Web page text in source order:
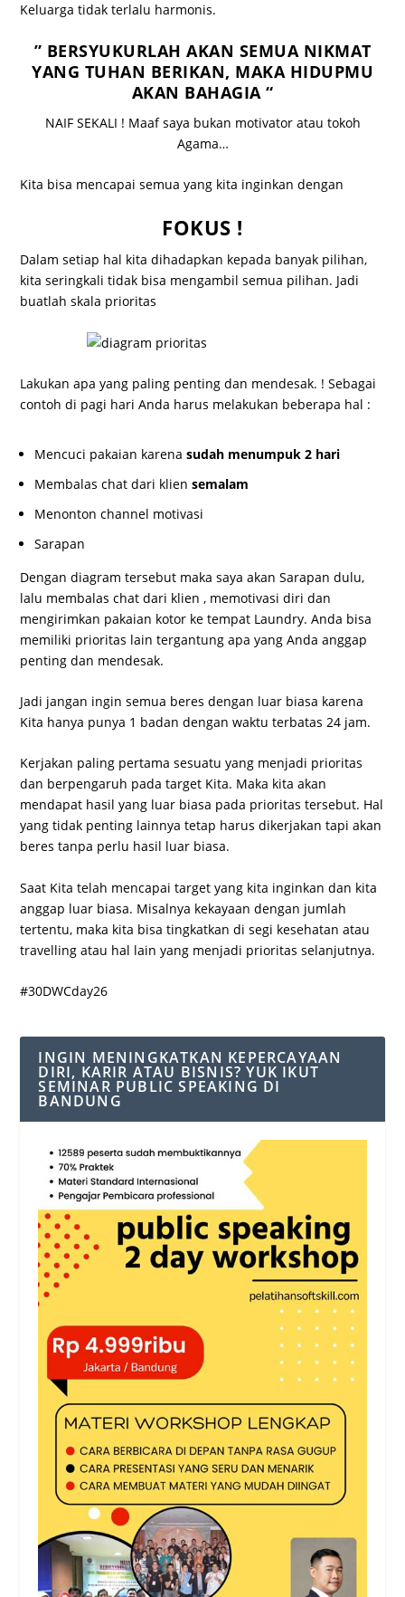
Keluarga tidak terlalu harmonis.
” BERSYUKURLAH AKAN SEMUA NIKMAT
YANG TUHAN BERIKAN, MAKA HIDUPMU
AKAN BAHAGIA “
NAIF SEKALI ! Maaf saya bukan motivator atau tokoh
Agama…
Kita bisa mencapai semua yang kita inginkan dengan
FOKUS !
Dalam setiap hal kita dihadapkan kepada banyak pilihan,
kita seringkali tidak bisa mengambil semua pilihan. Jadi
buatlah skala prioritas
Lakukan apa yang paling penting dan mendesak. ! Sebagai
contoh di pagi hari Anda harus melakukan beberapa hal :
Mencuci pakaian karenasudah menumpuk 2 hari
Membalas chat dari kliensemalam
Menonton channel motivasi
Sarapan
Dengan diagram tersebut maka saya akan Sarapan dulu,
lalu membalas chat dari klien , memotivasi diri dan
mengirimkan pakaian kotor ke tempat Laundry. Anda bisa
memiliki prioritas lain tergantung apa yang Anda anggap
penting dan mendesak.
Jadi jangan ingin semua beres dengan luar biasa karena
Kita hanya punya 1 badan dengan waktu terbatas 24 jam.
Kerjakan paling pertama sesuatu yang menjadi prioritas
dan berpengaruh pada target Kita. Maka kita akan
mendapat hasil yang luar biasa pada prioritas tersebut. Hal
yang tidak penting lainnya tetap harus dikerjakan tapi akan
beres tanpa perlu hasil luar biasa.
Saat Kita telah mencapai target yang kita inginkan dan kita
anggap luar biasa. Misalnya kekayaan dengan jumlah
tertentu, maka kita bisa tingkatkan di segi kesehatan atau
travelling atau hal lain yang menjadi prioritas selanjutnya.
#30DWCday26
INGIN MENINGKATKAN KEPERCAYAAN
DIRI, KARIR ATAU BISNIS? YUK IKUT
SEMINAR PUBLIC SPEAKING DI
BANDUNG